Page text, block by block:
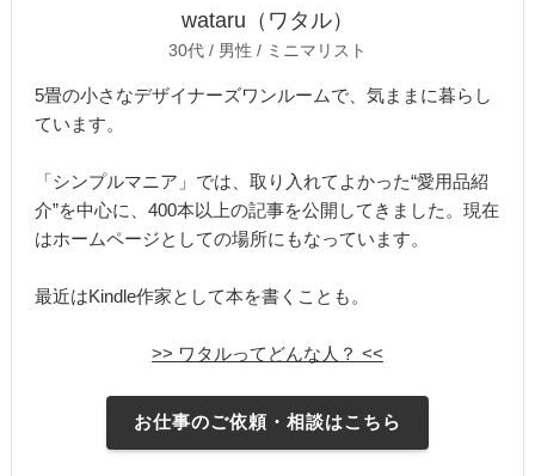
wataru（ワタル）
30代 / 男性 / ミニマリスト
5畳の小さなデザイナーズワンルームで、気ままに暮らし
ています。
「シンプルマニア」では、取り入れてよかった“愛用品紹
介”を中心に、400本以上の記事を公開してきました。現在
はホームページとしての場所にもなっています。
最近はKindle作家として本を書くことも。
>> ワタルってどんな人？ <<
お仕事のご依頼・相談はこちら